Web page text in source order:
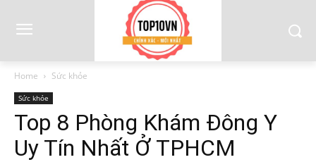
Home Sức khỏe
Sức khỏe
Top 8 Phòng Khám Đông Y
Uy Tín Nhất Ở TPHCM